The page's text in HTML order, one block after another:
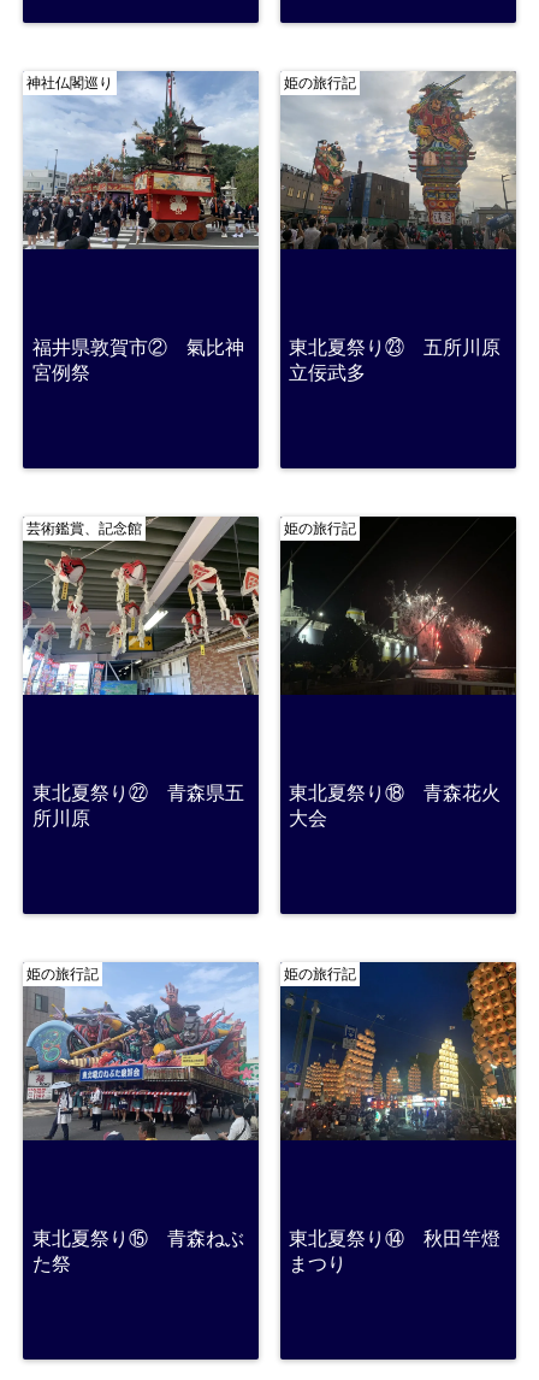
神社仏閣巡り
福井県敦賀市② 氣比神
宮例祭
姫の旅行記
東北夏祭り㉓ 五所川原
立佞武多
芸術鑑賞、記念館
東北夏祭り㉒ 青森県五
所川原
姫の旅行記
東北夏祭り⑱ 青森花火
大会
姫の旅行記
東北夏祭り⑮ 青森ねぶ
た祭
姫の旅行記
東北夏祭り⑭ 秋田竿燈
まつり